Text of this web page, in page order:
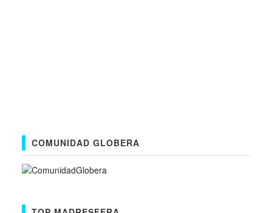
COMUNIDAD GLOBERA